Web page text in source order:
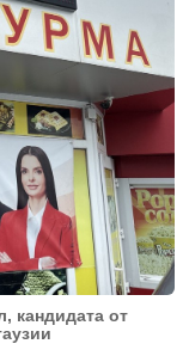
кандидата от